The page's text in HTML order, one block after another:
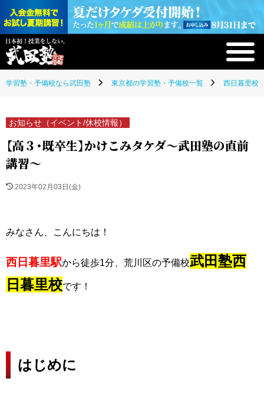
学習塾・予備校なら武田塾 東京都の学習塾・予備校一覧 西日暮里校(
お知らせ（イベント/休校情報）
【高３・既卒生】かけこみタケダ～武田塾の直前
講習～
2023年02月03日(金)
みなさん、こんにちは！
西日暮里駅から徒歩1分、荒川区の予備校武田塾西
日暮里校です！
はじめに